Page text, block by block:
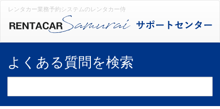
レンタカー業務予約システムのレンタカー侍
よくある質問を検索